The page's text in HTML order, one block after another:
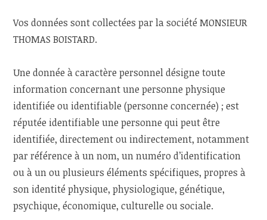
Vos données sont collectées par la société MONSIEUR
THOMAS BOISTARD.
Une donnée à caractère personnel désigne toute
information concernant une personne physique
identifiée ou identifiable (personne concernée) ; est
réputée identifiable une personne qui peut être
identifiée, directement ou indirectement, notamment
par référence à un nom, un numéro d’identification
ou à un ou plusieurs éléments spécifiques, propres à
son identité physique, physiologique, génétique,
psychique, économique, culturelle ou sociale.